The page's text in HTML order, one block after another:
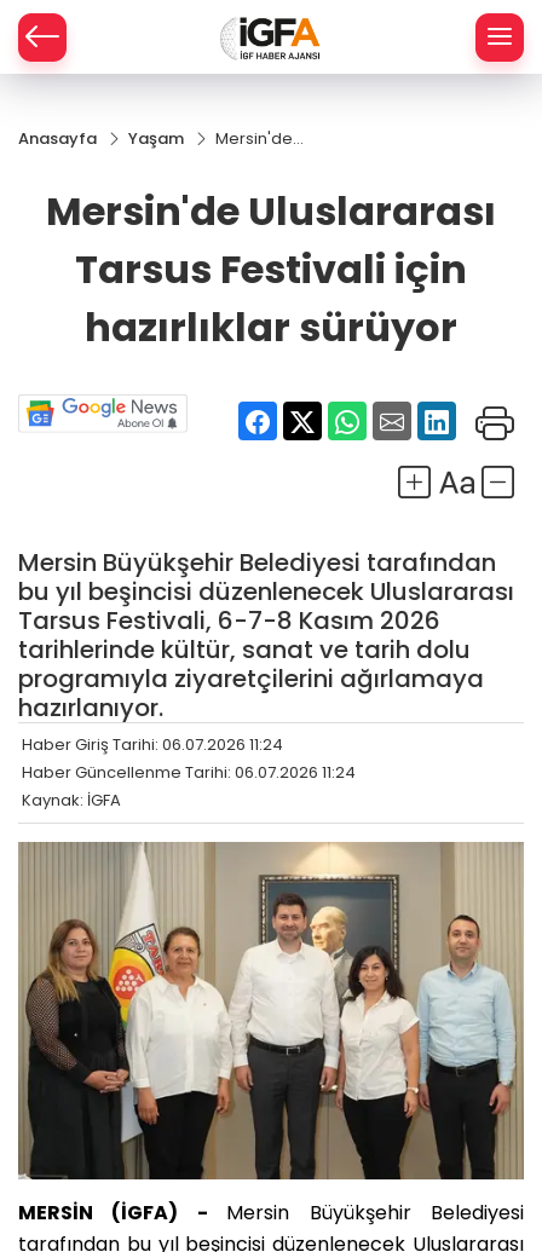
Anasayfa Yaşam
Mersin'de
Festivali için
sürüyor
Mersin'de Uluslararası
Tarsus Festivali için
hazırlıklar sürüyor
Mersin Büyükşehir Belediyesi tarafından
bu yıl beşincisi düzenlenecek Uluslararası
Tarsus Festivali, 6-7-8 Kasım 2026
tarihlerinde kültür, sanat ve tarih dolu
programıyla ziyaretçilerini ağırlamaya
hazırlanıyor.
Haber Giriş Tarihi: 06.07.2026 11:24
Haber Güncellenme Tarihi: 06.07.2026 11:24
Kaynak: İGFA
MERSİN (İGFA) - Mersin Büyükşehir Belediyesi
tarafından bu yıl beşincisi düzenlenecek Uluslararası